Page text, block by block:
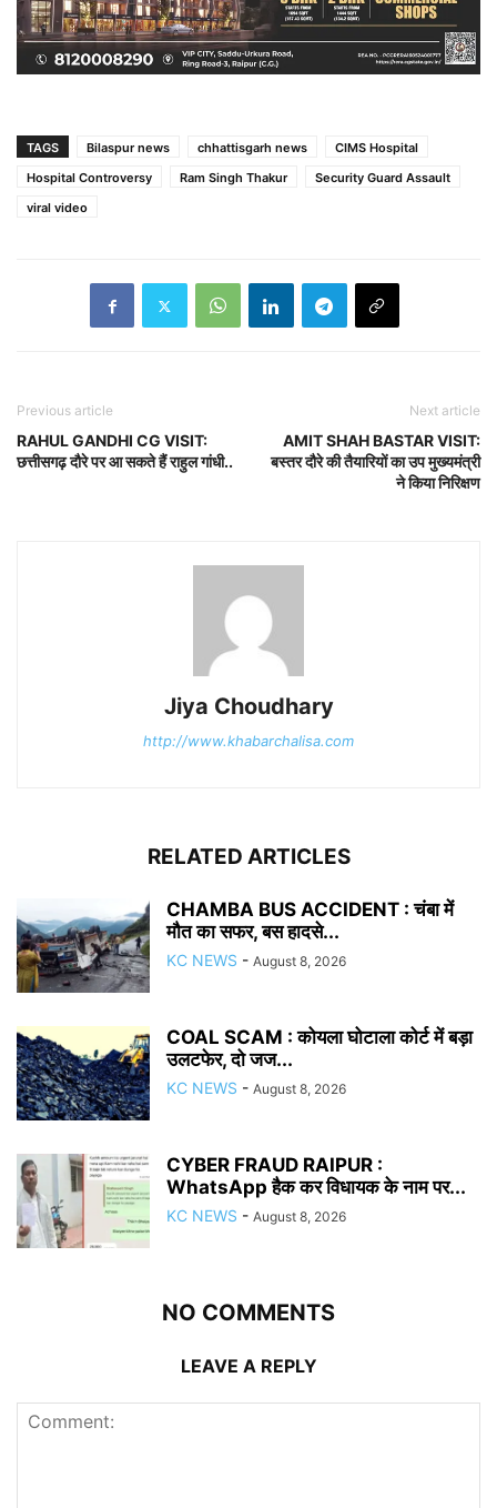
TAGS Bilaspur news chhattisgarh news
CIMS Hospital
Hospital Controversy
Ram Singh Thakur
Security Guard Assault
viral video
Previous article
RAHUL GANDHI CG VISIT:
छत्तीसगढ़ दौरे पर आ सकते हैं राहुल गांधी..
Next article
AMIT SHAH BASTAR VISIT:
बस्तर दौरे की तैयारियों का उप मुख्यमंत्री
ने किया निरिक्षण
Jiya Choudhary
http://www.khabarchalisa.com
RELATED ARTICLES
CHAMBA BUS ACCIDENT : चंबा में
मौत का सफर, बस हादसे...
KC NEWS - August 8, 2026
COAL SCAM : कोयला घोटाला कोर्ट में बड़ा
उलटफेर, दो जज...
KC NEWS - August 8, 2026
CYBER FRAUD RAIPUR :
WhatsApp हैक कर विधायक के नाम पर...
KC NEWS - August 8, 2026
NO COMMENTS
LEAVE A REPLY